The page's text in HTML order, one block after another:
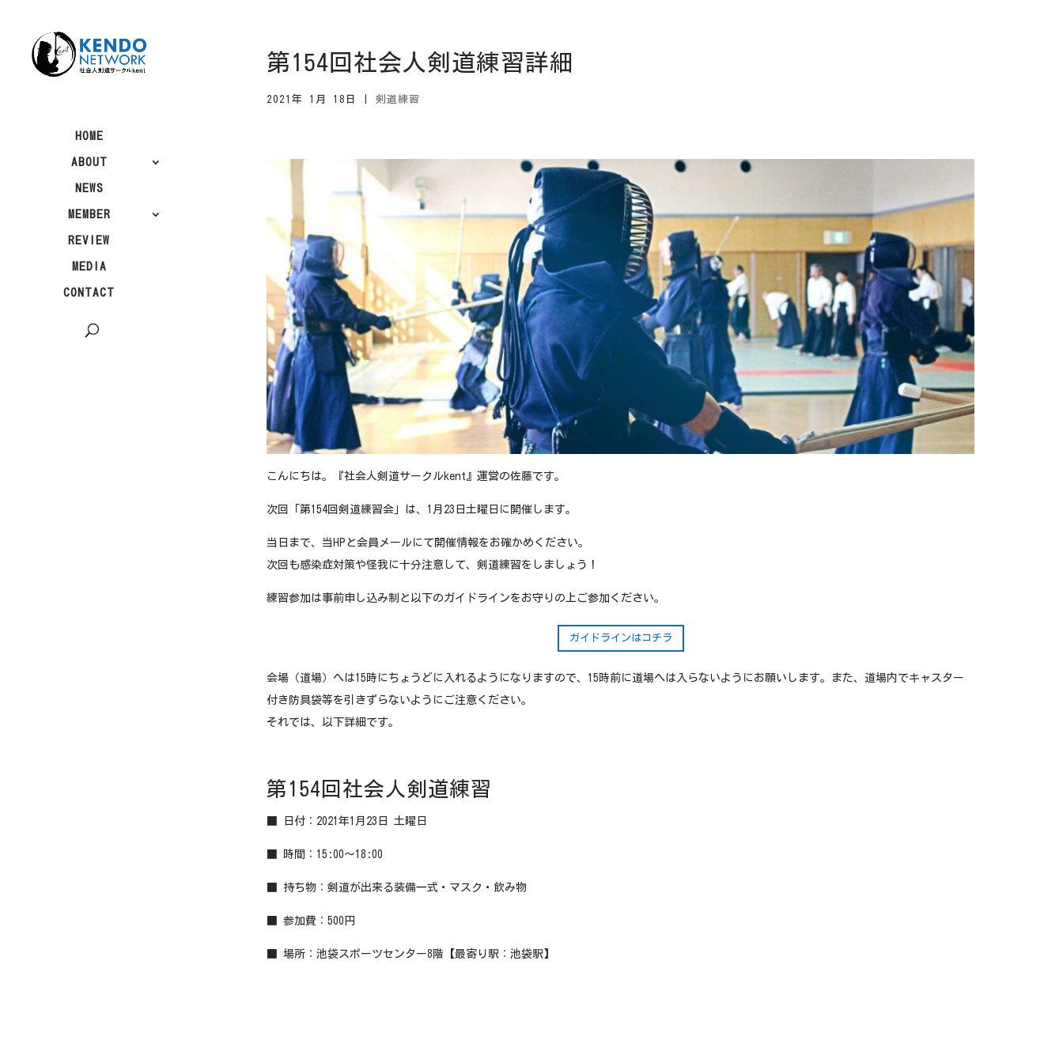
HOME
ABOUT
NEWS
MEMBER
REVIEW
MEDIA
CONTACT
第154回社会人剣道練習詳細
2021年 1月 18日 剣道練習
こんにちは。『社会人剣道サークルkent』運営の佐藤です。
次回「第154回剣道練習会」は、1月23日土曜日に開催します。
当日まで、当HPと会員メールにて開催情報をお確かめください。
次回も感染症対策や怪我に十分注意して、剣道練習をしましょう！
練習参加は事前申し込み制と以下のガイドラインをお守りの上ご参加ください。
ガイドラインはコチラ
会場（道場）へは15時にちょうどに入れるようになりますので、15時前に道場へは入らないようにお願いします。また、道場内でキャスター
付き防具袋等を引きずらないようにご注意ください。
それでは、以下詳細です。
第154回社会人剣道練習
■ 日付：2021年1月23日 土曜日
■ 時間：15:00〜18:00
■ 持ち物：剣道が出来る装備一式・マスク・飲み物
■ 参加費：500円
■ 場所：池袋スポーツセンター8階【最寄り駅：池袋駅】